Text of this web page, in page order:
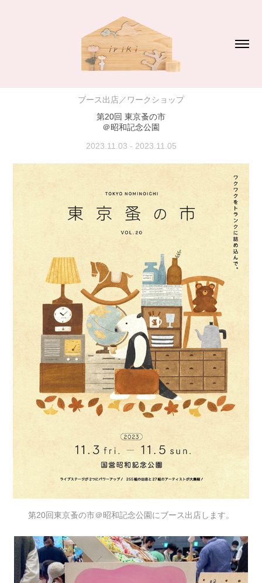
ブース出店／ワークショップ
第20回 東京蚤の市
＠昭和記念公園
2023.11.03 - 2023.11.05
第20回東京蚤の市＠昭和記念公園にブース出店します。